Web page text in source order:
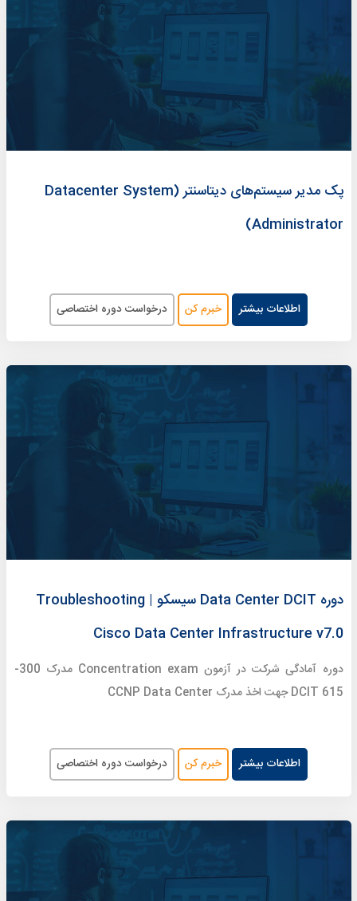
پک مدیر سیستم‌های دیتاسنتر (Datacenter System
Administrator)
اطلاعات بیشتر خبرم کن درخواست دوره اختصاصی
دوره Data Center DCIT سیسکو | Troubleshooting
Cisco Data Center Infrastructure v7.0
دوره آمادگی شرکت در آزمون Concentration exam مدرک 300-
615 DCIT جهت اخذ مدرک CCNP Data Center
اطلاعات بیشتر خبرم کن درخواست دوره اختصاصی